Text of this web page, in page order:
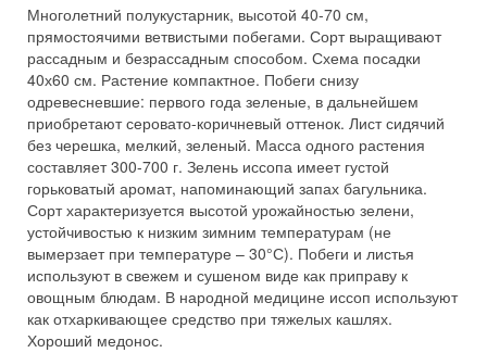
Многолетний полукустарник, высотой 40-70 см,
прямостоячими ветвистыми побегами. Сорт выращивают
рассадным и безрассадным способом. Схема посадки
40х60 см. Растение компактное. Побеги снизу
одревесневшие: первого года зеленые, в дальнейшем
приобретают серовато-коричневый оттенок. Лист сидячий
без черешка, мелкий, зеленый. Масса одного растения
составляет 300-700 г. Зелень иссопа имеет густой
горьковатый аромат, напоминающий запах багульника.
Сорт характеризуется высотой урожайностью зелени,
устойчивостью к низким зимним температурам (не
вымерзает при температуре – 30°С). Побеги и листья
используют в свежем и сушеном виде как приправу к
овощным блюдам. В народной медицине иссоп используют
как отхаркивающее средство при тяжелых кашлях.
Хороший медонос.